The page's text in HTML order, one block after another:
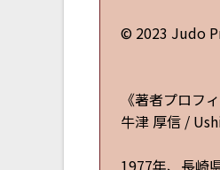
© 2023 Judo
《著者プロフ
牛津 厚信 /
1977年、長崎